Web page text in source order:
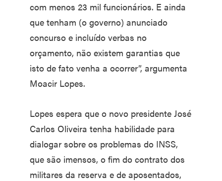
com menos 23 mil funcionários. E ainda
que tenham (o governo) anunciado
concurso e incluído verbas no
orçamento, não existem garantias que
isto de fato venha a ocorrer”, argumenta
Moacir Lopes.
Lopes espera que o novo presidente José
Carlos Oliveira tenha habilidade para
dialogar sobre os problemas do INSS,
que são imensos, o fim do contrato dos
militares da reserva e de aposentados,